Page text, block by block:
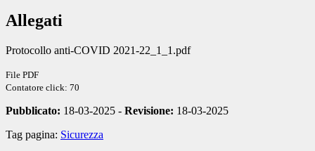
Allegati
Protocollo anti-COVID 2021-22_1_1.pdf
File PDF
Contatore click: 70
Pubblicato: 18-03-2025 - Revisione: 18-03-2025
Tag pagina: Sicurezza